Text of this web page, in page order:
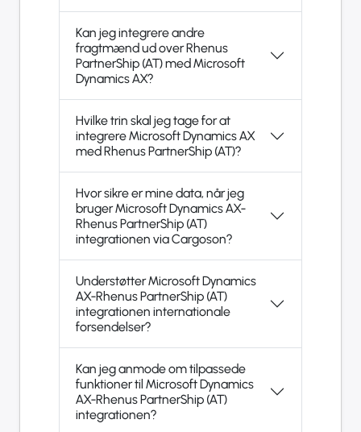
Kan jeg integrere andre
fragtmænd ud over Rhenus
PartnerShip (AT) med Microsoft
Dynamics AX?
Hvilke trin skal jeg tage for at
integrere Microsoft Dynamics AX
med Rhenus PartnerShip (AT)?
Hvor sikre er mine data, når jeg
bruger Microsoft Dynamics AX-
Rhenus PartnerShip (AT)
integrationen via Cargoson?
Understøtter Microsoft Dynamics
AX-Rhenus PartnerShip (AT)
integrationen internationale
forsendelser?
Kan jeg anmode om tilpassede
funktioner til Microsoft Dynamics
AX-Rhenus PartnerShip (AT)
integrationen?